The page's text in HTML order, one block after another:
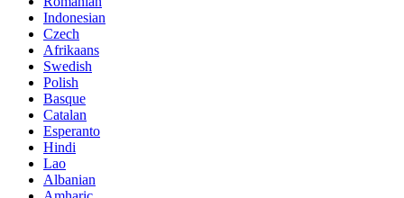
Indonesian
Czech
Afrikaans
Swedish
Polish
Basque
Catalan
Esperanto
Hindi
Lao
Albanian